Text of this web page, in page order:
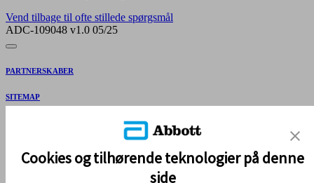
Vend tilbage til ofte stillede spørgsmål
ADC-109048 v1.0 05/25
PARTNERSKABER
SITEMAP
REFERENCER & ANSVARSFRASKRIVELSE
Cookies og tilhørende teknologier på denne
side